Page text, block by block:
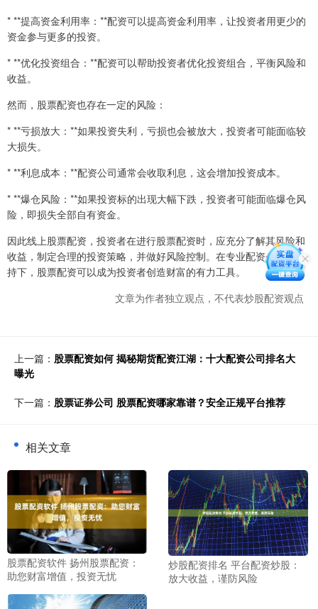
* **提高资金利用率：**配资可以提高资金利用率，让投资者用更少的
资金参与更多的投资。
* **优化投资组合：**配资可以帮助投资者优化投资组合，平衡风险和
收益。
然而，股票配资也存在一定的风险：
* **亏损放大：**如果投资失利，亏损也会被放大，投资者可能面临较
大损失。
* **利息成本：**配资公司通常会收取利息，这会增加投资成本。
* **爆仓风险：**如果投资标的出现大幅下跌，投资者可能面临爆仓风
险，即损失全部自有资金。
因此线上股票配资，投资者在进行股票配资时，应充分了解其风险和
收益，制定合理的投资策略，并做好风险控制。在专业配资公司的支
持下，股票配资可以成为投资者创造财富的有力工具。
文章为作者独立观点，不代表炒股配资观点
上一篇： 股票配资如何 揭秘期货配资江湖：十大配资公司排名大
曝光
下一篇： 股票证券公司 股票配资哪家靠谱？安全正规平台推荐
相关文章
股票配资软件 扬州股票配资：
助您财富增值，投资无忧
炒股配资排名 平台配资炒股：
放大收益，谨防风险